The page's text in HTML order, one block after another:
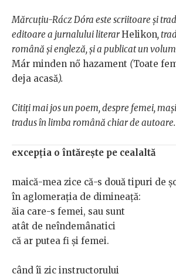
Mărcuțiu-Rácz Dóra este scriitoare și
editoare a jurnalului literarHelikon,
română și engleză, și a publicat un
Már minden nő hazament (Toate
deja acasă).
Citiți mai jos un poem, despre femei,
tradus în limba română chiar de autoare.
excepția o întărește pe cealaltă
maică-mea zice că-s două tipuri de
în aglomerația de dimineață:
ăia care-s femei, sau sunt
atât de neîndemânatici
că ar putea fi și femei.
când îi zic instructorului